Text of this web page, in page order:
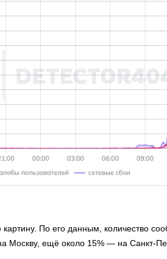
По его данным, количество
Москву, ещё около 15% — на Санкт-